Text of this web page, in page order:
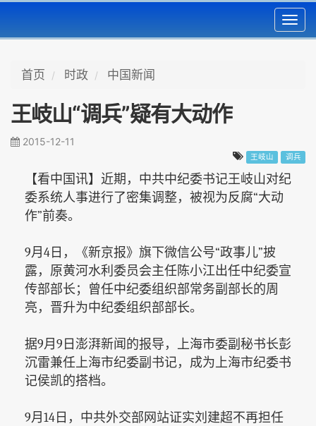
首页 时政 中国新闻
王岐山“调兵”疑有大动作
2015-12-11
王岐山 调兵
【看中国讯】近期，中共中纪委书记王岐山对纪
委系统人事进行了密集调整，被视为反腐“大动
作”前奏。
9月4日，《新京报》旗下微信公号“政事儿”披
露，原黄河水利委员会主任陈小江出任中纪委宣
传部部长；曾任中纪委组织部常务副部长的周
亮，晋升为中纪委组织部部长。
据9月9日澎湃新闻的报导，上海市委副秘书长彭
沉雷兼任上海市纪委副书记，成为上海市纪委书
记侯凯的搭档。
9月14日，中共外交部网站证实刘建超不再担任